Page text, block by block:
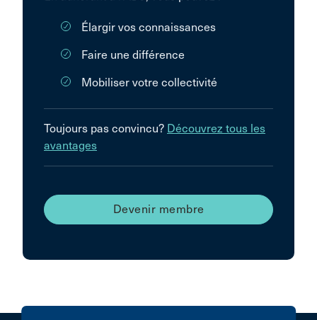
Élargir vos connaissances
Faire une différence
Mobiliser votre collectivité
Toujours pas convincu? Découvrez tous les
avantages
Devenir membre